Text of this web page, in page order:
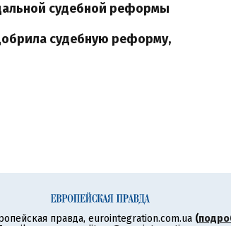
судебной реформы
судебную реформу,
правда, eurointegration.com.ua (